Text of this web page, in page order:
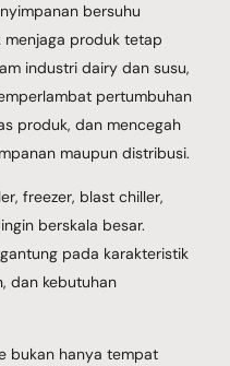
bersuhu
produk tetap
industri dairy dan susu,
pertumbuhan
produk, dan mencegah
maupun distribusi.
freezer, blast chiller,
berskala besar.
pada karakteristik
dan kebutuhan
bukan hanya tempat